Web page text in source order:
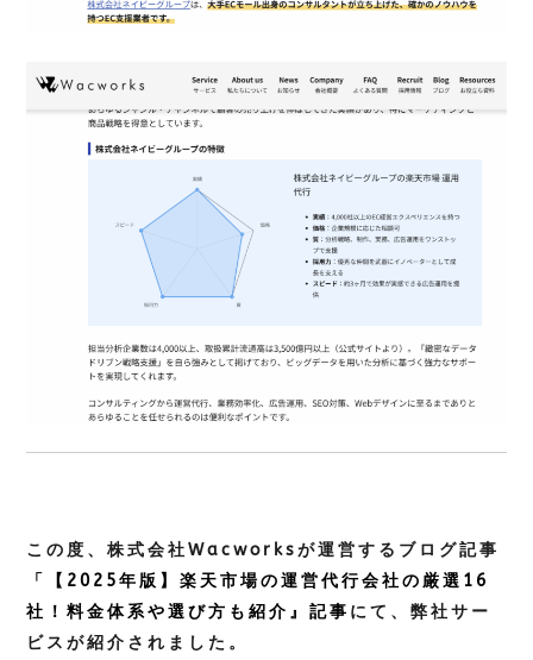
この度、株式会社Wacworksが運営するブログ記事
「【2025年版】楽天市場の運営代行会社の厳選16
社！料金体系や選び方も紹介』記事 にて、弊社サー
ビスが紹介されました。